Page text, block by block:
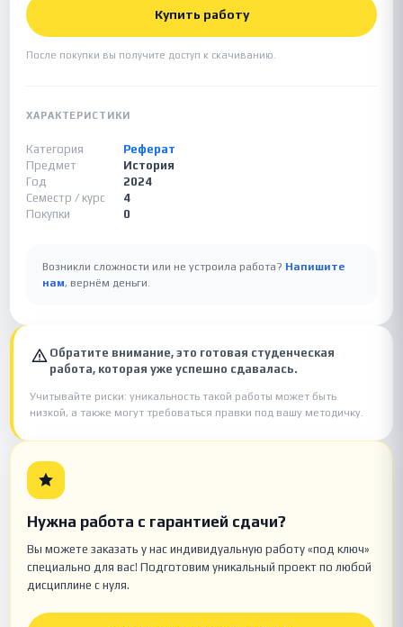
Купить работу
После покупки вы получите доступ к скачиванию.
ХАРАКТЕРИСТИКИ
Категория
Реферат
Предмет
История
Год
2024
Семестр / курс
4
Покупки
0
Возникли сложности или не устроила работа? Напишите
нам, вернём деньги.
Обратите внимание, это готовая студенческая
работа, которая уже успешно сдавалась.
Учитывайте риски: уникальность такой работы может быть
низкой, а также могут требоваться правки под вашу методичку.
Нужна работа с гарантией сдачи?
Вы можете заказать у нас индивидуальную работу «под ключ»
специально для вас! Подготовим уникальный проект по любой
дисциплине с нуля.